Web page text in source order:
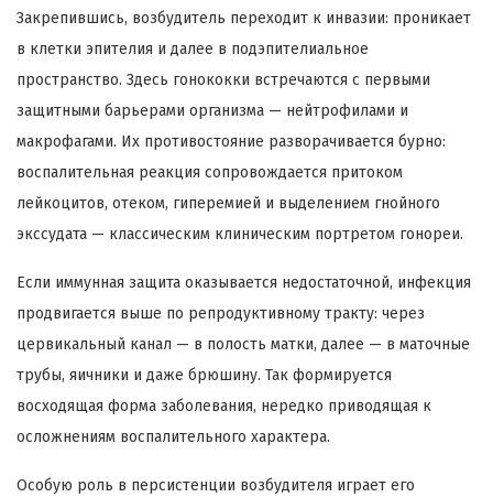
Закрепившись, возбудитель переходит к инвазии: проникает
в клетки эпителия и далее в подэпителиальное
пространство. Здесь гонококки встречаются с первыми
защитными барьерами организма — нейтрофилами и
макрофагами. Их противостояние разворачивается бурно:
воспалительная реакция сопровождается притоком
лейкоцитов, отеком, гиперемией и выделением гнойного
экссудата — классическим клиническим портретом гонореи.
Если иммунная защита оказывается недостаточной, инфекция
продвигается выше по репродуктивному тракту: через
цервикальный канал — в полость матки, далее — в маточные
трубы, яичники и даже брюшину. Так формируется
восходящая форма заболевания, нередко приводящая к
осложнениям воспалительного характера.
Особую роль в персистенции возбудителя играет его